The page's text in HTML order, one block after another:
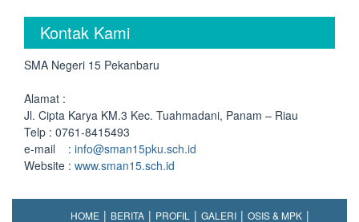
Kontak Kami
SMA Negeri 15 Pekanbaru
Alamat :
Jl. Cipta Karya KM.3 Kec. Tuahmadani, Panam – Riau
Telp : 0761-8415493
e-mail : info@sman15pku.sch.id
Website : www.sman15.sch.id
HOME BERITA PROFIL GALERI OSIS & MPK